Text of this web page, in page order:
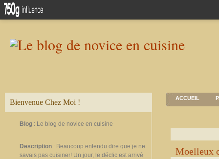
Bienvenue Chez Moi !
Blog : Le blog de novice en cuisine
Description : Beaucoup entendu dire que je ne
savais pas cuisiner! Un jour, le déclic est arrivé
ACCUEIL
Moelleux